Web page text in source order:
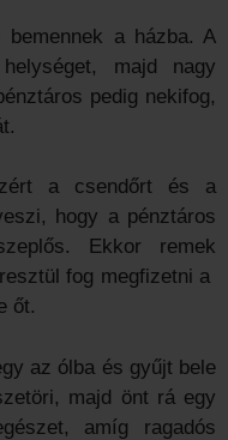
a házba. A
majd nagy
pedig nekifog,
a csendőrt és a
hogy a pénztáros
Ekkor remek
fog megfizetni a
őt.
az ólba és gyűjt bele
majd önt rá egy
amíg ragadós